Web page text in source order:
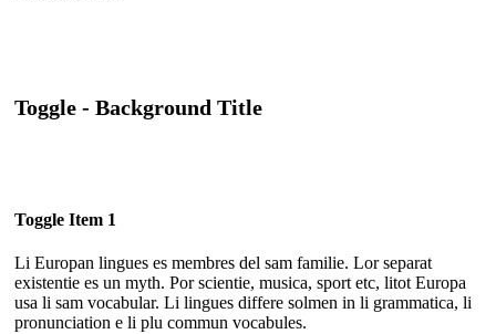
Toggle - Background Title
Toggle Item 1
Li Europan lingues es membres del sam familie. Lor separat
existentie es un myth. Por scientie, musica, sport etc, litot Europa
usa li sam vocabular. Li lingues differe solmen in li grammatica, li
pronunciation e li plu commun vocabules.